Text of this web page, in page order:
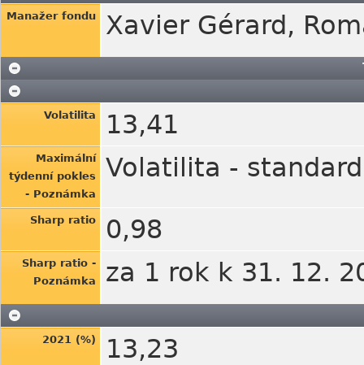
Manažer fondu Xavier Gérard,
Volatilita 13,41
Maximální
týdenní pokles
- Poznámka
Volatilita -
Sharp ratio 0,98
Sharp ratio -
Poznámka
za 1 rok k 31. 12.
2021 (%) 13,23